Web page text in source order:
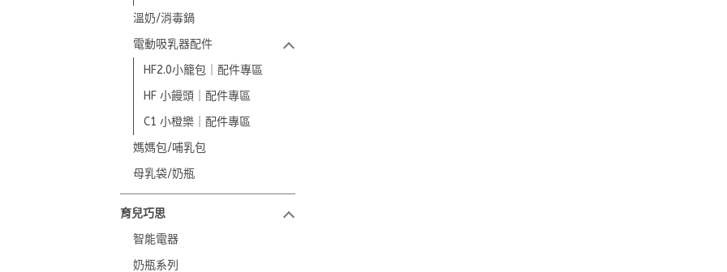
溫奶/消毒鍋
電動吸乳器配件
HF2.0小籠包｜配件專區
HF 小饅頭｜配件專區
C1 小橙樂｜配件專區
媽媽包/哺乳包
母乳袋/奶瓶
育兒巧思
智能電器
奶瓶系列